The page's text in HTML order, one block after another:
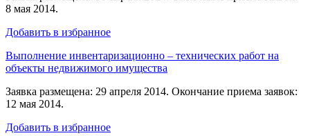
8 мая 2014.
Добавить в избранное
Выполнение инвентаризационно – технических работ на
объекты недвижимого имущества
Заявка размещена: 29 апреля 2014. Окончание приема заявок:
12 мая 2014.
Добавить в избранное